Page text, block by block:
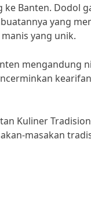
Banten. Dodol
yang
yang unik.
mengandung
Kuliner
masakan